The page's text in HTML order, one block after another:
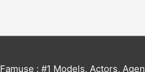
Famuse : #1 Models, Actors,